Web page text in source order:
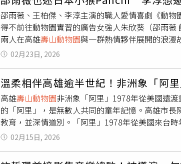
質，「在最熟悉的環境與保育員陪伴下，昭海於
永遠銘刻在所有喜愛你的民眾心中。昭海，永別了
／Shou Shan Zoo壽山動物園）報導補充，與「
里」，牠於14日凌晨安詳離世，園方及保育員同
光，為遊客帶來無數歡笑與陪伴。對此，高雄觀
致，並無其他外在影響。她指出，園區場域目前
延續壽山動物園 的生態教育及觀賞價值。
邵雨薇、王柏傑、李淳主演的職人愛情喜劇《動
得不前往動物園實習的廣告女強人朱欣葵（邵雨
兩人在高雄壽山動物園與一群熱情夥伴展開的浪漫
鍵場景，耗時六個月打造。首兩集就祭出李淳狂
區，保育員蘇冠州（王柏傑 飾）二話不說跳入園
看見蘇冠州雖性格孤僻、難以親近，卻對動物充
面、也有特技演員的演出搭配後製，「因為他是有
角色。」王柏傑、李淳在《動物園》同為動物保
客戶面臨調職危機，被迫到動物園當實習生。沒
猴群搶食，險些釀成大禍！才剛入職就闖禍的她
位平日光鮮亮麗的女強人崩潰叫苦，為了保住飯
臭不臭？邵雨薇笑稱「真的很臭！」王柏傑則補
了。」此外，與獼猴有激烈「對手戲」的邵雨薇
02月23日, 2026
溫柔相伴高雄逾半世紀！非洲象「阿
高雄壽山動物園非洲象「阿里」1978年從美國遠
的「阿里」，是無數人共同的童年記憶。高雄市
教育，並深情道別。「阿里」1978年從美國來台
高雄人童年記憶的一部分，許多家庭甚至祖孫三
聰穎帶點調皮，雖體型龐大卻心思細膩溫柔，能
02月15日, 2026